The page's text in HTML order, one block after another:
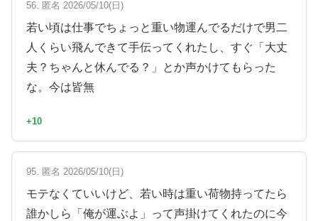
56. 匿名 2026/05/10(日)
若い頃は仕事でちょっと重い物運んでるだけで男二
人くらい飛んできて手伝ってくれたし、すぐ「大丈
夫？ちゃんと休んでる？」とか声かけてもらった
な。今は皆無
+10
95. 匿名 2026/05/10(日)
モテなくていいけど、若い時は重い荷物持ってたら
誰かしら「俺が運ぶよ」って声掛けてくれたのに今